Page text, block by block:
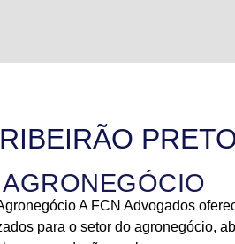
A FCN Advogados
para o setor do agronegócio,